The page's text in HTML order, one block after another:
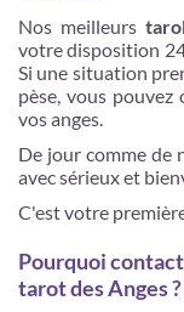
Nos meilleurs
votre disposition
Si une situation
pèse, vous
vos anges.
De jour comme de
avec sérieux et
C'est votre
Pourquoi
tarot des Anges ?